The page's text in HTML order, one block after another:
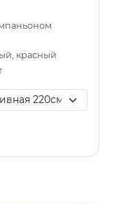
красный